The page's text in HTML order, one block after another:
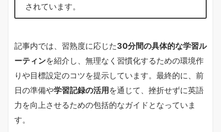
されています。
記事内では、習熟度に応じた30分間の具体的な学習ル
ーティンを紹介し、無理なく習慣化するための環境作
りや目標設定のコツを提示しています。最終的に、前
日の準備や学習記録の活用 を通じて、挫折せずに英語
力を向上させるための包括的なガイドとなっていま
す。